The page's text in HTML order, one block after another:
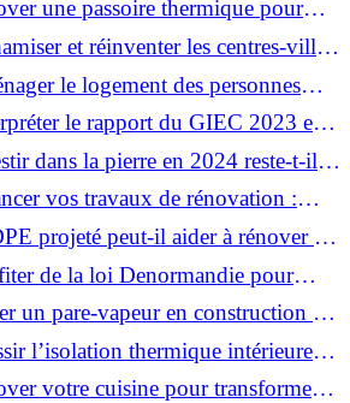
une passoire thermique pour
? et réinventer les centres-villes
de Ville ?
le logement des personnes
des aides financières ?
le rapport du GIEC 2023 et
?
dans la pierre en 2024 reste-t-il
vos travaux de rénovation :
pratiques ?
projeté peut-il aider à rénover et
?
de la loi Denormandie pour
et défiscaliser ?
un pare-vapeur en construction et
et erreurs à éviter?
l’isolation thermique intérieure
économe en énergie ?
votre cuisine pour transformer